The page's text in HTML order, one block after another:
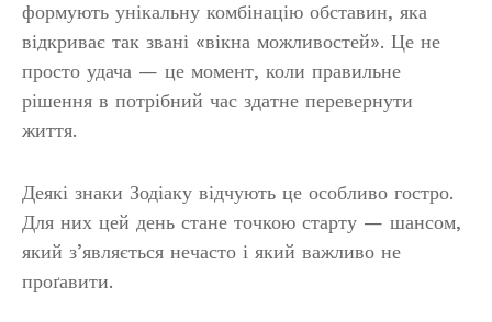
формують унікальну комбінацію обставин, яка
відкриває так звані «вікна можливостей». Це не
просто удача — це момент, коли правильне
рішення в потрібний час здатне перевернути
життя.
Деякі знаки Зодіаку відчують це особливо гостро.
Для них цей день стане точкою старту — шансом,
який з’являється нечасто і який важливо не
проґавити.